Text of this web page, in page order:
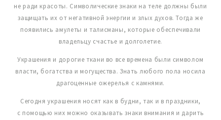
не ради красоты. Символические знаки на теле должны были
защищать их от негативной энергии и злых духов. Тогда же
появились амулеты и талисманы, которые обеспечивали
владельцу счастье и долголетие.
Украшения и дорогие ткани во все времена были символом
власти, богатства и могущества. Знать любого пола носила
драгоценные ожерелья с камнями.
Сегодня украшения носят как в будни, так и в праздники,
с помощью них можно оказывать знаки внимания и дарить